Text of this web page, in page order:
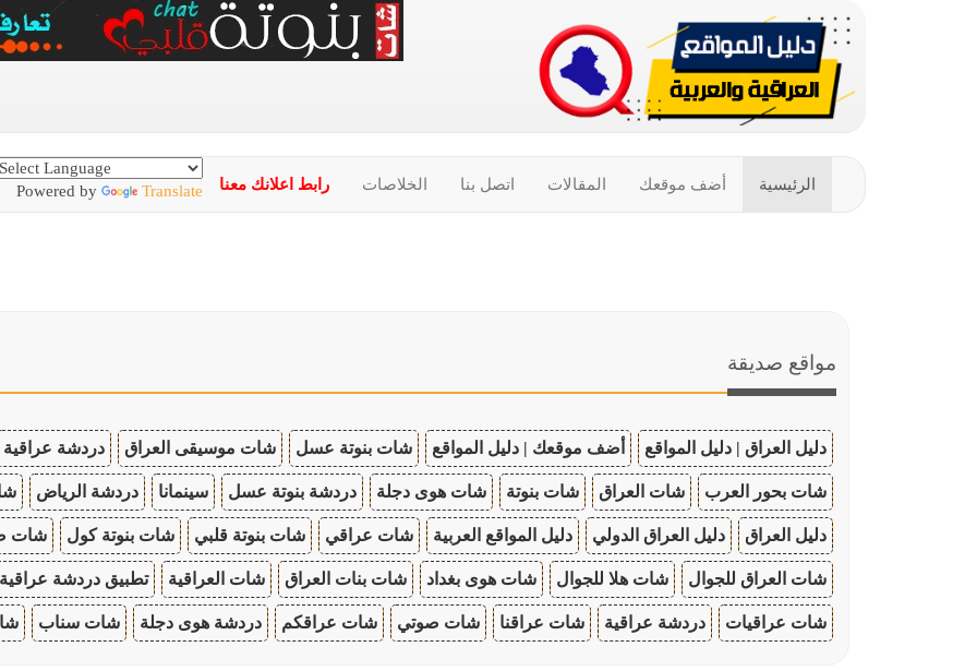
الرئيسية أضف موقعك المقالات اتصل بنا الخلاصات رابط اعلانك معنا Powered by Translate
مواقع صديقة
دليل العراق | دليل المواقع أضف موقعك | دليل المواقع شات بنوتة عسل شات موسيقى العراق دردشة عراقية
شات بحور العرب شات العراق شات بنوتة شات هوى دجلة دردشة بنوتة عسل سينمانا دردشة الرياض
دليل العراق دليل العراق الدولي دليل المواقع العربية شات عراقي شات بنوتة قلبي شات بنوتة كول شات
شات العراق للجوال شات هلا للجوال شات هوى بغداد شات بنات العراق شات العراقية تطبيق دردشة
شات عراقيات دردشة عراقية شات عراقنا شات صوتي شات عراقكم دردشة هوى دجلة شات سناب